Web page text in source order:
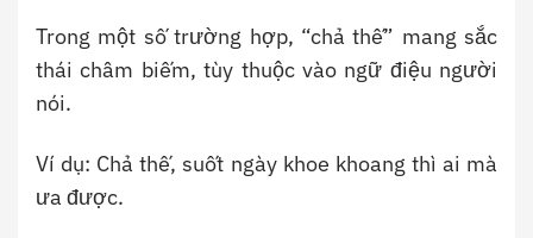
Trong một số trường hợp, “chả thế” mang sắc
thái châm biếm, tùy thuộc vào ngữ điệu người
nói.
Ví dụ: Chả thế, suốt ngày khoe khoang thì ai mà
ưa được.